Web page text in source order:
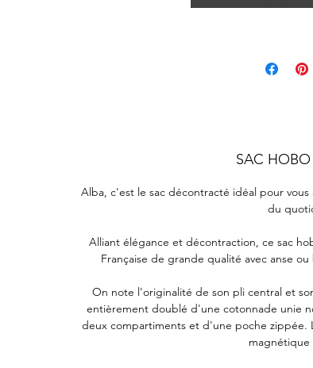
SAC
Alba, c'est le sac décontracté idéal pour
du
Alliant élégance et décontraction, ce sac
Française de grande qualité avec anse
On note l'originalité de son pli central et
entièrement doublé d'une cotonnade unie
deux compartiments et d'une poche zippée.
magnétique